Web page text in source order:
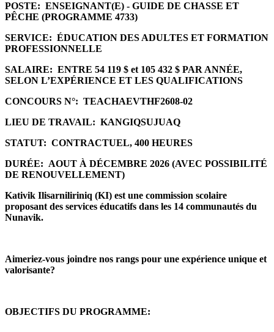
POSTE: ENSEIGNANT(E) - GUIDE DE CHASSE ET
PÊCHE (PROGRAMME 4733)
SERVICE: ÉDUCATION DES ADULTES ET FORMATION
PROFESSIONNELLE
SALAIRE: ENTRE 54 119 $ et 105 432 $ PAR ANNÉE,
SELON L’EXPÉRIENCE ET LES QUALIFICATIONS
CONCOURS N°: TEACHAEVTHF2608-02
LIEU DE TRAVAIL: KANGIQSUJUAQ
STATUT: CONTRACTUEL, 400 HEURES
DURÉE: AOUT À DÉCEMBRE 2026 (AVEC POSSIBILITÉ
DE RENOUVELLEMENT)
Kativik Ilisarniliriniq (KI) est une commission scolaire
proposant des services éducatifs dans les 14 communautés du
Nunavik.
Aimeriez-vous joindre nos rangs pour une expérience unique et
valorisante?
OBJECTIFS DU PROGRAMME: